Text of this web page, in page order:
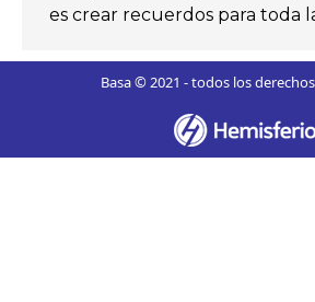
es crear recuerdos para toda
Basa © 2021 - todos los